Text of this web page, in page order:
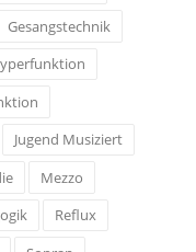
Gesangstechnik
Jugend Musiziert
Mezzo
Reflux